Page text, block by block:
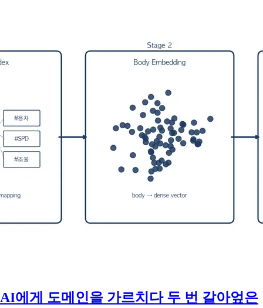
AI에게 도메인을 가르치다 두 번 갈아엎은